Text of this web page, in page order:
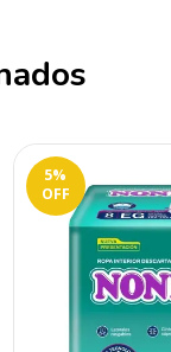
5%
OFF